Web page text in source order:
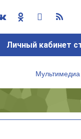
Личный кабинет
Мультимедиа